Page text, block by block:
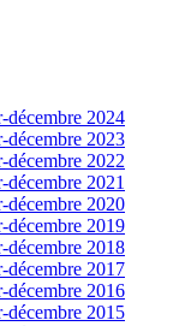
décembre 2024
décembre 2023
décembre 2022
2021
décembre 2020
décembre 2019
décembre 2018
décembre 2017
décembre 2016
décembre 2015